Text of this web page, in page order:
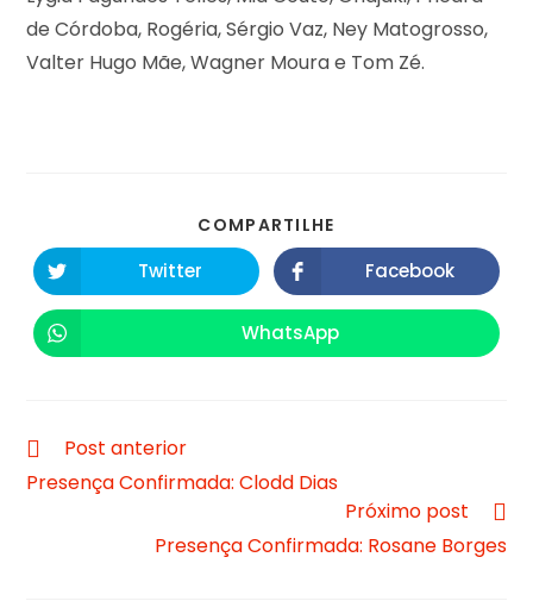
de Córdoba, Rogéria, Sérgio Vaz, Ney Matogrosso,
Valter Hugo Mãe, Wagner Moura e Tom Zé.
COMPARTILHE
Twitter Facebook
WhatsApp
Post anterior
Presença Confirmada: Clodd Dias
Próximo post
Presença Confirmada: Rosane Borges